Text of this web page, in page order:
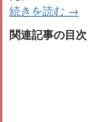
続きを読む →
関連記事の目次